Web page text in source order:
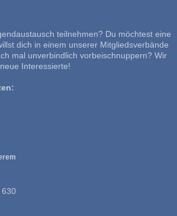
teilnehmen? Du möchtest eine
dich in einem unserer Mitgliedsverbände
mal unverbindlich vorbeischnuppern? Wir
Interessierte!
630